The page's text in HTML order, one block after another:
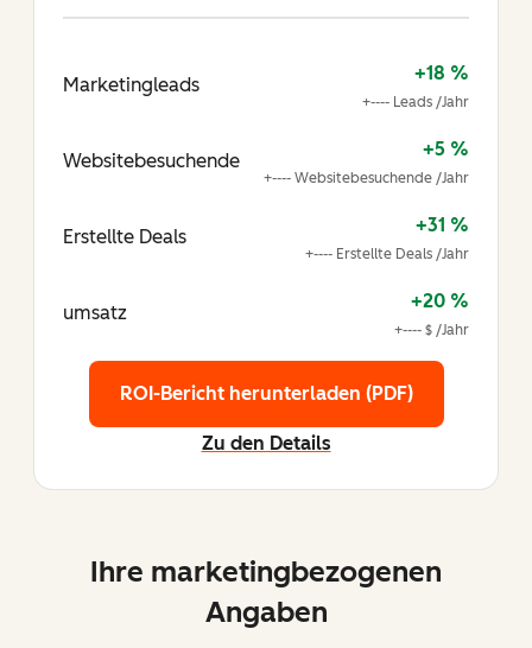
Ihre marketingbezogenen
Angaben
Marketingleads
+18 %
+---- Leads /Jahr
Websitebesuchende
+5 %
+---- Websitebesuchende /Jahr
Erstellte Deals
+31 %
+---- Erstellte Deals /Jahr
umsatz
+20 %
+---- $ /Jahr
Zu den Details
ROI-Bericht herunterladen (PDF)